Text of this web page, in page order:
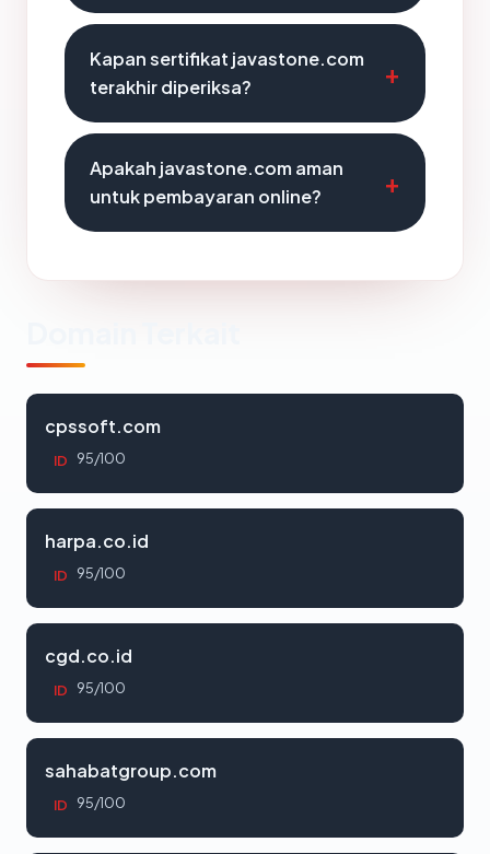
Kapan sertifikat javastone.com
terakhir diperiksa?
Apakah javastone.com aman
untuk pembayaran online?
cpssoft.com
ID 95/100
harpa.co.id
ID 95/100
cgd.co.id
ID 95/100
sahabatgroup.com
ID 95/100